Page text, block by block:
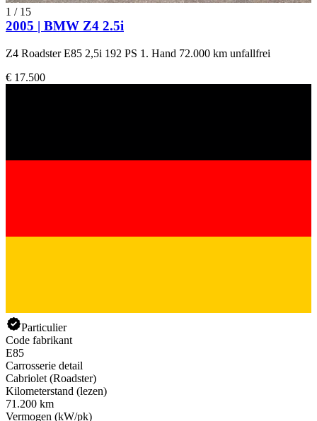
1 / 15
2005 | BMW Z4 2.5i
Z4 Roadster E85 2,5i 192 PS 1. Hand 72.000 km unfallfrei
€ 17.500
Particulier
Code fabrikant
E85
Carrosserie detail
Cabriolet (Roadster)
Kilometerstand (lezen)
71.200 km
Vermogen (kW/pk)